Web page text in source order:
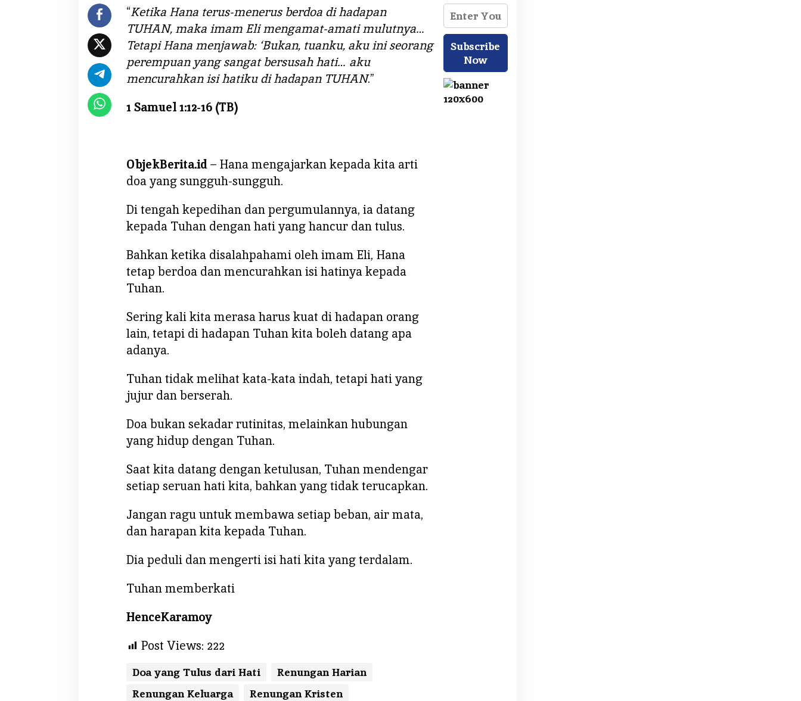
R
I
H
T
I
“Ketika Hana terus-menerus berdoa di hadapan
TUHAN, maka imam Eli mengamat-amati mulutnya…
Tetapi Hana menjawab: ‘Bukan, tuanku, aku ini seorang
perempuan yang sangat bersusah hati… aku
mencurahkan isi hatiku di hadapan TUHAN.”
1 Samuel 1:12-16 (TB)
ObjekBerita.id– Hana mengajarkan kepada kita arti
doa yang sungguh-sungguh.
Di tengah kepedihan dan pergumulannya, ia datang
kepada Tuhan dengan hati yang hancur dan tulus.
Bahkan ketika disalahpahami oleh imam Eli, Hana
tetap berdoa dan mencurahkan isi hatinya kepada
Tuhan.
Sering kali kita merasa harus kuat di hadapan orang
lain, tetapi di hadapan Tuhan kita boleh datang apa
adanya.
Tuhan tidak melihat kata-kata indah, tetapi hati yang
jujur dan berserah.
Doa bukan sekadar rutinitas, melainkan hubungan
yang hidup dengan Tuhan.
Saat kita datang dengan ketulusan, Tuhan mendengar
setiap seruan hati kita, bahkan yang tidak terucapkan.
Jangan ragu untuk membawa setiap beban, air mata,
dan harapan kita kepada Tuhan.
Dia peduli dan mengerti isi hati kita yang terdalam.
Tuhan memberkati
HenceKaramoy
Post Views: 222
Doa yang Tulus dari Hati
Renungan Harian
Renungan Keluarga
Renungan Kristen